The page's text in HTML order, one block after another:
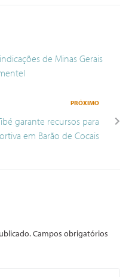
de Minas Gerais
PRÓXIMO
garante recursos para
em Barão de Cocais
Campos obrigatórios